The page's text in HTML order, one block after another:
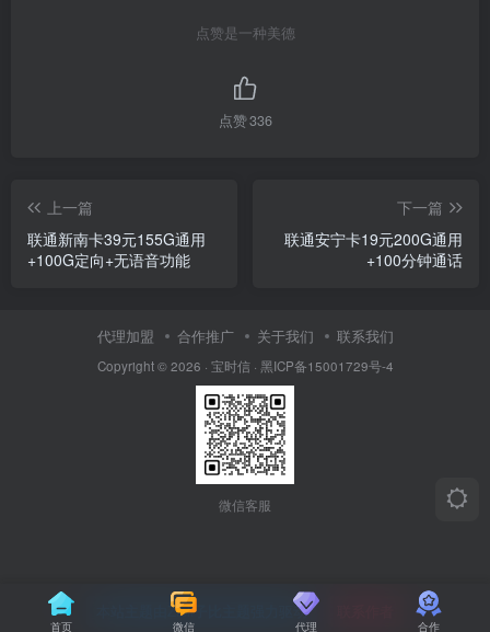
点赞是一种美德
点赞336
上一篇
联通新南卡39元155G通用
+100G定向+无语音功能
下一篇
联通安宁卡19元200G通用
+100分钟通话
代理加盟 合作推广 关于我们 联系我们
Copyright © 2026 · 宝时信· 黑ICP备15001729号-4
微信客服
首页 微信 代理 合作
本站主题由Zibll子比主题强力驱动